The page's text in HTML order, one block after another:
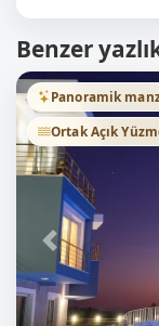
tekrar gelmek
Ergin P.
Çok keyifliydi
bir yer,
Volkan M.
Gerçekten çok
bulabilirsiniz,
yönetim şekli,
İlk fırsatta
Benzer
Panoramik
Ortak Açık
Önceki